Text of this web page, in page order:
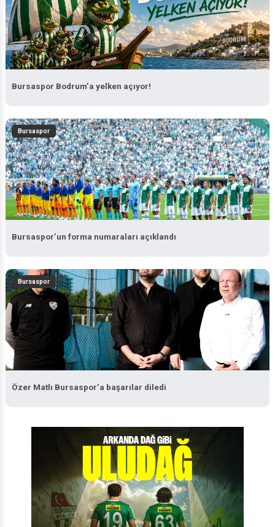
Bursaspor Bodrum’a yelken açıyor!
Bursaspor
Bursaspor’un forma numaraları açıklandı
Bursaspor
Özer Matlı Bursaspor’a başarılar diledi